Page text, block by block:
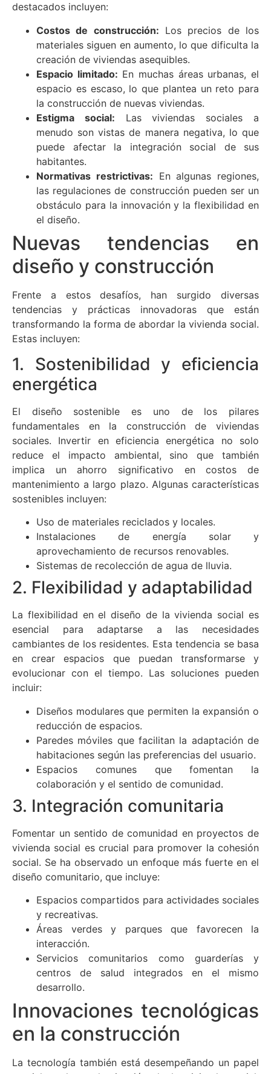
destacados incluyen:
Costos de construcción: Los precios de los
materiales siguen en aumento, lo que dificulta la
creación de viviendas asequibles.
Espacio limitado: En muchas áreas urbanas, el
espacio es escaso, lo que plantea un reto para
la construcción de nuevas viviendas.
Estigma social: Las viviendas sociales a
menudo son vistas de manera negativa, lo que
puede afectar la integración social de sus
habitantes.
Normativas restrictivas: En algunas regiones,
las regulaciones de construcción pueden ser un
obstáculo para la innovación y la flexibilidad en
el diseño.
Nuevas tendencias en
diseño y construcción
Frente a estos desafíos, han surgido diversas
tendencias y prácticas innovadoras que están
transformando la forma de abordar la vivienda social.
Estas incluyen:
1. Sostenibilidad y eficiencia
energética
El diseño sostenible es uno de los pilares
fundamentales en la construcción de viviendas
sociales. Invertir en eficiencia energética no solo
reduce el impacto ambiental, sino que también
implica un ahorro significativo en costos de
mantenimiento a largo plazo. Algunas características
sostenibles incluyen:
Uso de materiales reciclados y locales.
Instalaciones de energía solar y
aprovechamiento de recursos renovables.
Sistemas de recolección de agua de lluvia.
2. Flexibilidad y adaptabilidad
La flexibilidad en el diseño de la vivienda social es
esencial para adaptarse a las necesidades
cambiantes de los residentes. Esta tendencia se basa
en crear espacios que puedan transformarse y
evolucionar con el tiempo. Las soluciones pueden
incluir:
Diseños modulares que permiten la expansión o
reducción de espacios.
Paredes móviles que facilitan la adaptación de
habitaciones según las preferencias del usuario.
Espacios comunes que fomentan la
colaboración y el sentido de comunidad.
3. Integración comunitaria
Fomentar un sentido de comunidad en proyectos de
vivienda social es crucial para promover la cohesión
social. Se ha observado un enfoque más fuerte en el
diseño comunitario, que incluye:
Espacios compartidos para actividades sociales
y recreativas.
Áreas verdes y parques que favorecen la
interacción.
Servicios comunitarios como guarderías y
centros de salud integrados en el mismo
desarrollo.
Innovaciones tecnológicas
en la construcción
La tecnología también está desempeñando un papel